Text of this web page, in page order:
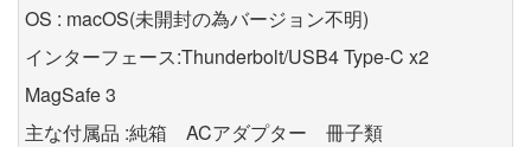
OS : macOS(未開封の為バージョン不明)
インターフェース:Thunderbolt/USB4 Type-C x2
MagSafe 3
主な付属品 :純箱 ACアダプター 冊子類